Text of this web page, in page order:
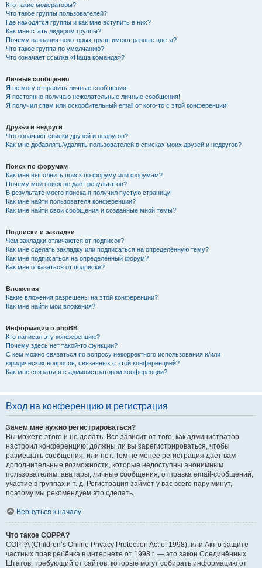
Кто такие модераторы?
Что такое группы пользователей?
Где находятся группы и как мне вступить в них?
Как мне стать лидером группы?
Почему названия некоторых групп имеют разные цвета?
Что такое группа по умолчанию?
Что означает ссылка «Наша команда»?
Личные сообщения
Я не могу отправить личные сообщения!
Я постоянно получаю нежелательные личные сообщения!
Я получил спам или оскорбительный email от кого-то с этой конференции!
Друзья и недруги
Что означают списки друзей и недругов?
Как мне добавлять/удалять пользователей в списках моих друзей и недругов?
Поиск по форумам
Как мне выполнить поиск по форуму или форумам?
Почему мой поиск не даёт результатов?
В результате моего поиска я получил пустую страницу!
Как мне найти пользователя конференции?
Как мне найти свои сообщения и созданные мной темы?
Подписки и закладки
Чем закладки отличаются от подписок?
Как мне сделать закладку или подписаться на определённую тему?
Как мне подписаться на определённый форум?
Как мне отказаться от подписки?
Вложения
Какие вложения разрешены на этой конференции?
Как мне найти мои вложения?
Информация о phpBB
Кто написал эту конференцию?
Почему здесь нет такой-то функции?
С кем можно связаться по вопросу некорректного использования и/или
юридических вопросов, связанных с этой конференцией?
Как мне связаться с администратором конференции?
Вход на конференцию и регистрация
Зачем мне нужно регистрироваться?
Вы можете этого и не делать. Всё зависит от того, как администратор
настроил конференцию: должны ли вы зарегистрироваться, чтобы
размещать сообщения, или нет. Тем не менее регистрация даёт вам
дополнительные возможности, которые недоступны анонимным
пользователям: аватары, личные сообщения, отправка email-сообщений,
участие в группах и т. д. Регистрация займёт у вас всего пару минут,
поэтому мы рекомендуем это сделать.
Вернуться к началу
Что такое COPPA?
COPPA (Children’s Online Privacy Protection Act of 1998), или Акт о защите
частных прав ребёнка в интернете от 1998 г. — это закон Соединённых
Штатов, требующий от сайтов, которые могут собирать информацию от